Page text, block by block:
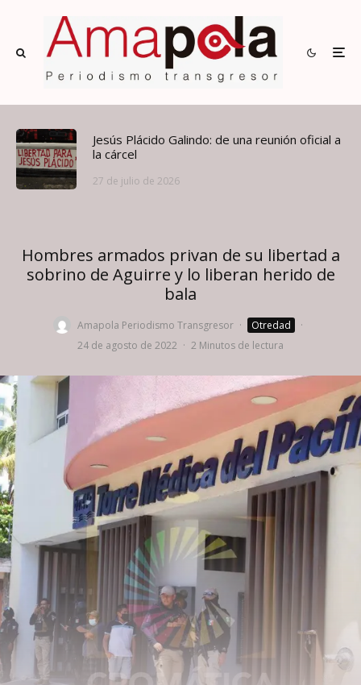
Jesús Plácido Galindo: de una reunión oficial a
la cárcel
27 de julio de 2026
Hombres armados privan de su libertad a
sobrino de Aguirre y lo liberan herido de
bala
Amapola Periodismo Transgresor · Otredad
·
24 de agosto de 2022 · 2 Minutos de lectura